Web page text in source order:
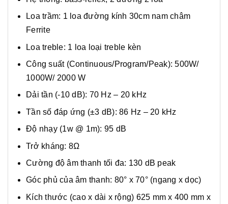
Loa trầm: 1 loa đường kính 30cm nam châm
Ferrite
Loa treble: 1 loa loại treble kèn
Công suất (Continuous/Program/Peak): 500W/
1000W/ 2000 W
Dải tần (-10 dB): 70 Hz – 20 kHz
Tần số đáp ứng (±3 dB): 86 Hz – 20 kHz
Độ nhạy (1w @ 1m): 95 dB
Trở kháng: 8Ω
Cường độ âm thanh tối đa: 130 dB peak
Góc phủ của âm thanh: 80° x 70° (ngang x dọc)
Kích thước (cao x dài x rộng) 625 mm x 400 mm x